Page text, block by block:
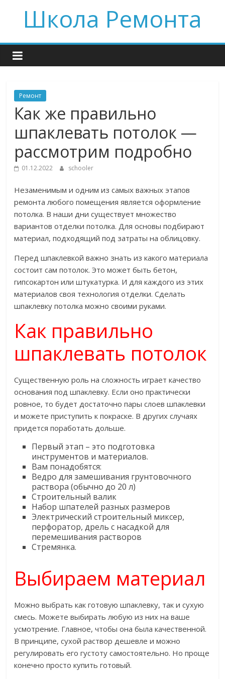
contentШкола Ремонта
Ремонт
Как же правильно
шпаклевать потолок —
рассмотрим подробно
01.12.2022 schooler
Незаменимым и одним из самых важных этапов
ремонта любого помещения является оформление
потолка. В наши дни существует множество
вариантов отделки потолка. Для основы подбирают
материал, подходящий под затраты на облицовку.
Перед шпаклевкой важно знать из какого материала
состоит сам потолок. Это может быть бетон,
гипсокартон или штукатурка. И для каждого из этих
материалов своя технология отделки. Сделать
шпаклевку потолка можно своими руками.
Как правильно
шпаклевать потолок
Существенную роль на сложность играет качество
основания под шпаклевку. Если оно практически
ровное, то будет достаточно пары слоев шпаклевки
и можете приступить к покраске. В других случаях
придется поработать дольше.
Первый этап – это подготовка
инструментов и материалов.
Вам понадобятся:
Ведро для замешивания грунтовочного
раствора (обычно до 20 л)
Строительный валик
Набор шпателей разных размеров
Электрический строительный миксер,
перфоратор, дрель с насадкой для
перемешивания растворов
Стремянка.
Выбираем материал
Можно выбрать как готовую шпаклевку, так и сухую
смесь. Можете выбирать любую из них на ваше
усмотрение. Главное, чтобы она была качественной.
В принципе, сухой раствор дешевле и можно
регулировать его густоту самостоятельно. Но проще
конечно просто купить готовый.